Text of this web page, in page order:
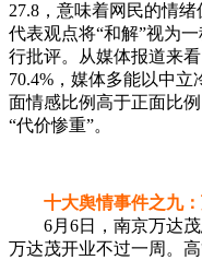
27.8，意味着网民的情
代表观点将“和解”视为
行批评。从媒体报道来
70.4%，媒体多能以中
面情感比例高于正面比
“代价惨重”。
十大舆情事件之九：
6月6日，南京万达茂
万达茂开业不过一周。